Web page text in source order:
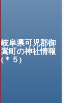
岐阜県可児郡御
嵩町の神社情報
(＊５)